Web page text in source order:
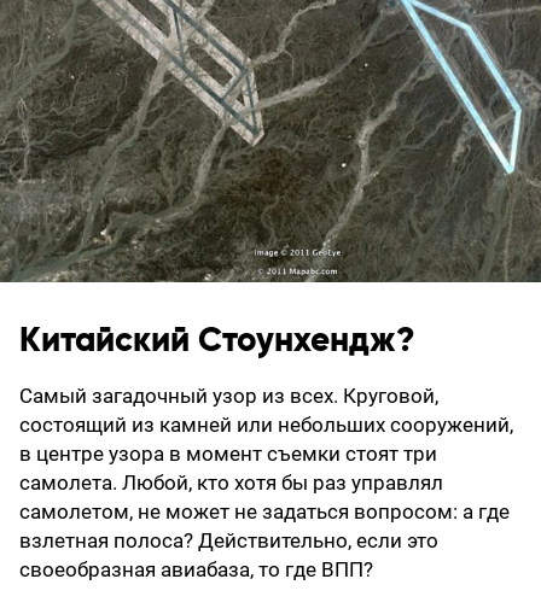
Китайский Стоунхендж?
Самый загадочный узор из всех. Круговой,
состоящий из камней или небольших сооружений,
в центре узора в момент съемки стоят три
самолета. Любой, кто хотя бы раз управлял
самолетом, не может не задаться вопросом: а где
взлетная полоса? Действительно, если это
своеобразная авиабаза, то где ВПП?